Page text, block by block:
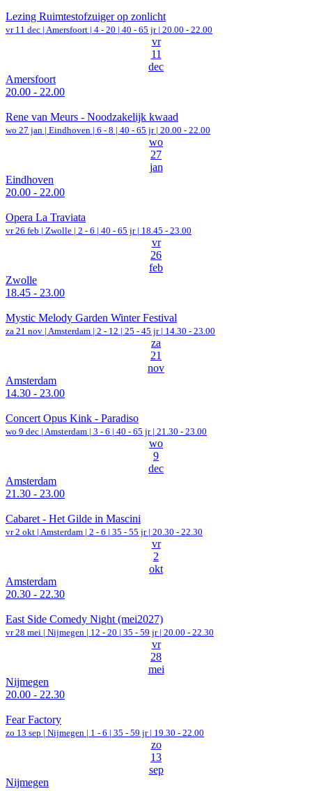
Lezing Ruimtestofzuiger op zonlicht
vr 11 dec | Amersfoort | 4 - 20 | 40 - 65 jr | 20.00 - 22.00
vr
11
dec
Amersfoort
20.00 - 22.00
Rene van Meurs - Noodzakelijk kwaad
wo 27 jan | Eindhoven | 6 - 8 | 40 - 65 jr | 20.00 - 22.00
wo
27
jan
Eindhoven
20.00 - 22.00
Opera La Traviata
vr 26 feb | Zwolle | 2 - 6 | 40 - 65 jr | 18.45 - 23.00
vr
26
feb
Zwolle
18.45 - 23.00
Mystic Melody Garden Winter Festival
za 21 nov | Amsterdam | 2 - 12 | 25 - 45 jr | 14.30 - 23.00
za
21
nov
Amsterdam
14.30 - 23.00
Concert Opus Kink - Paradiso
wo 9 dec | Amsterdam | 3 - 6 | 40 - 65 jr | 21.30 - 23.00
wo
9
dec
Amsterdam
21.30 - 23.00
Cabaret - Het Gilde in Mascini
vr 2 okt | Amsterdam | 2 - 6 | 35 - 55 jr | 20.30 - 22.30
vr
2
okt
Amsterdam
20.30 - 22.30
East Side Comedy Night (mei2027)
vr 28 mei | Nijmegen | 12 - 20 | 35 - 59 jr | 20.00 - 22.30
vr
28
mei
Nijmegen
20.00 - 22.30
Fear Factory
zo 13 sep | Nijmegen | 1 - 6 | 35 - 59 jr | 19.30 - 22.00
zo
13
sep
Nijmegen